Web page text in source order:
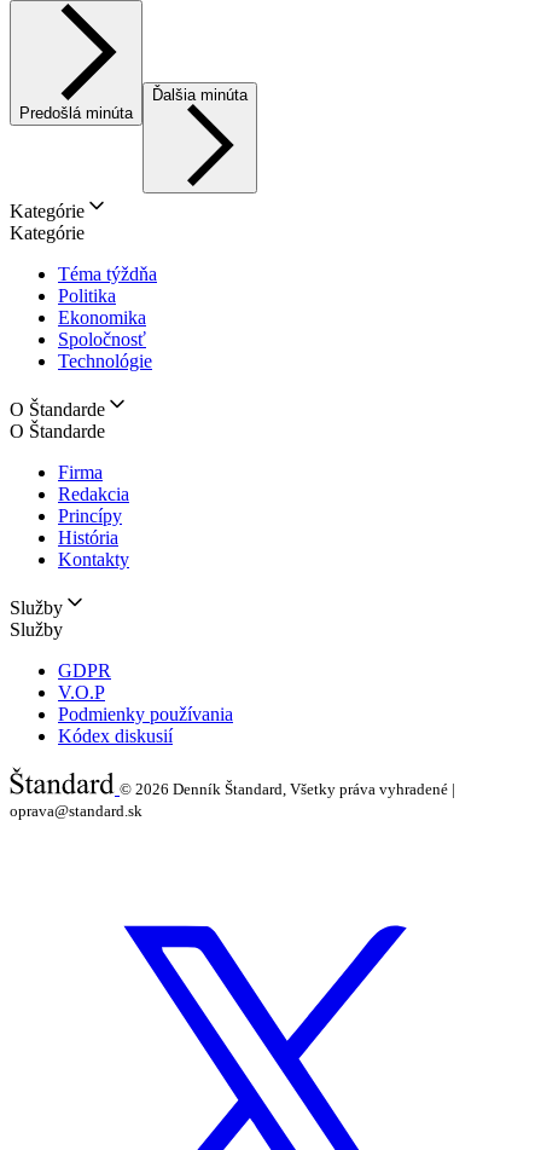
Predošlá minúta
Ďalšia minúta
Kategórie
Kategórie
Téma týždňa
Politika
Ekonomika
Spoločnosť
Technológie
O Štandarde
O Štandarde
Firma
Redakcia
Princípy
História
Kontakty
Služby
Služby
GDPR
V.O.P
Podmienky používania
Kódex diskusií
© 2026 Denník Štandard, Všetky práva vyhradené |
oprava@standard.sk